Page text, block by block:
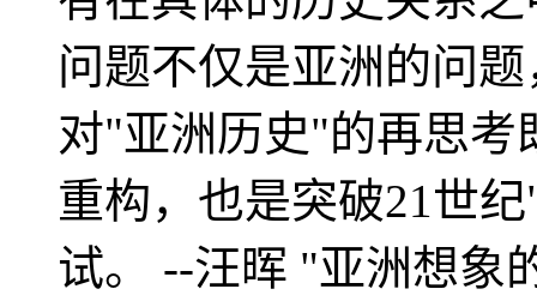
问题不仅是亚洲的问
对"亚洲历史"的再思考
重构，也是突破21世
试。 --汪晖 "亚洲想象